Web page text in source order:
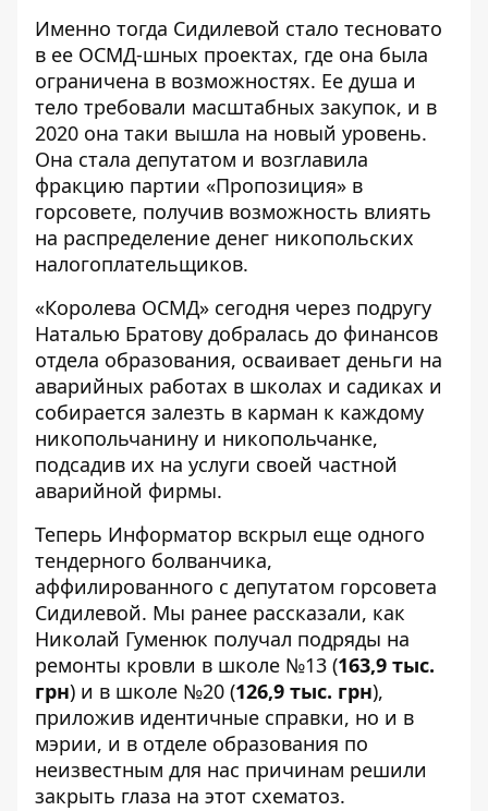
Именно тогда Сидилевой стало тесновато
в ее ОСМД-шных проектах, где она была
ограничена в возможностях. Ее душа и
тело требовали масштабных закупок, и в
2020 она таки вышла на новый уровень.
Она стала депутатом и возглавила
фракцию партии «Пропозиция» в
горсовете, получив возможность влиять
на распределение денег никопольских
налогоплательщиков.
«Королева ОСМД» сегодня через подругу
Наталью Братову добралась до финансов
отдела образования, осваивает деньги на
аварийных работах в школах и садиках и
собирается залезть в карман к каждому
никопольчанину и никопольчанке,
подсадив их на услуги своей частной
аварийной фирмы.
Теперь Информатор вскрыл еще одного
тендерного болванчика,
аффилированного с депутатом горсовета
Сидилевой. Мы ранее рассказали, как
Николай Гуменюк получал подряды на
ремонты кровли в школе №13 (163,9 тыс.
грн) и в школе №20 (126,9 тыс. грн),
приложив идентичные справки, но и в
мэрии, и в отделе образования по
неизвестным для нас причинам решили
закрыть глаза на этот схематоз.